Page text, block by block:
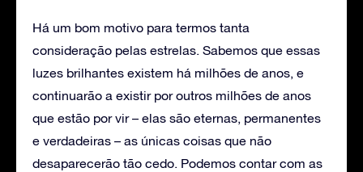
Há um bom motivo para termos tanta
consideração pelas estrelas. Sabemos que essas
luzes brilhantes existem há milhões de anos, e
continuarão a existir por outros milhões de anos
que estão por vir – elas são eternas, permanentes
e verdadeiras – as únicas coisas que não
desaparecerão tão cedo. Podemos contar com as